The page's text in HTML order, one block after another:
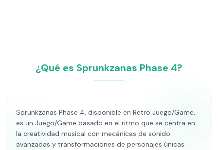
¿Qué es Sprunkzanas Phase 4?
Sprunkzanas Phase 4, disponible en Retro Juego/Game,
es un Juego/Game basado en el ritmo que se centra en
la creatividad musical con mecánicas de sonido
avanzadas y transformaciones de personajes únicas.